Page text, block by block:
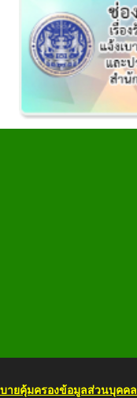
ายคุ้มครองข้อมูลส่วนบุคคล